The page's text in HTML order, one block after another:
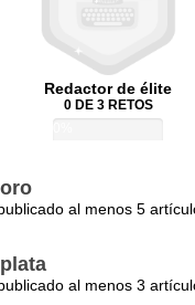
Redactor de élite
0 DE 3 RETOS
al menos 5
al menos 3